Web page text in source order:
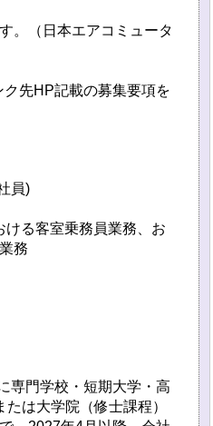
。（日本エアコミュータ
先HP記載の募集要項を
員)
る客室乗務員業務、お
務
専門学校・短期大学・高
は大学院（修士課程）